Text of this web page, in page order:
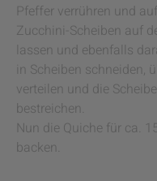
Pfeffer verrühren und
Zucchini-Scheiben auf
lassen und ebenfalls
in Scheiben schneiden,
verteilen und die
bestreichen.
Nun die Quiche für ca.
backen.